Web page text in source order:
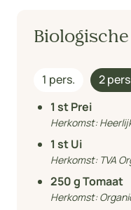
1 pers. 2
1 st Prei
Herkomst:
1 st Ui
Herkomst: TVA
250g Tomaat
Herkomst: